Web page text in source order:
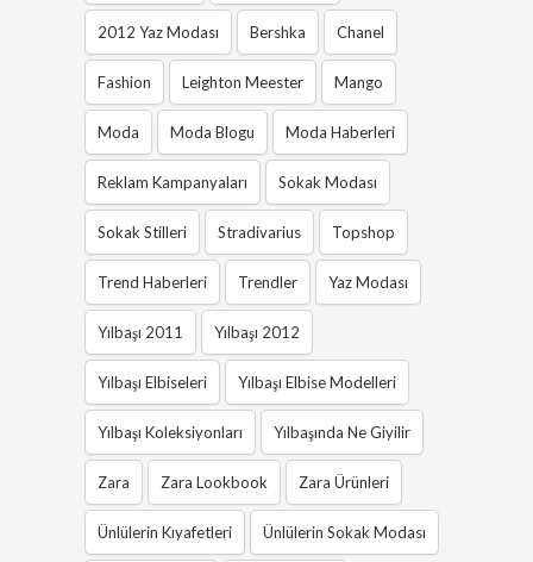
2012 Yaz Modası Bershka Chanel
Fashion Leighton Meester Mango
Moda Moda Blogu Moda Haberleri
Reklam Kampanyaları Sokak Modası
Sokak Stilleri Stradivarius Topshop
Trend Haberleri Trendler Yaz Modası
Yılbaşı 2011 Yılbaşı 2012
Yılbaşı Elbiseleri Yılbaşı Elbise Modelleri
Yılbaşı Koleksiyonları Yılbaşında Ne Giyilir
Zara Zara Lookbook Zara Ürünleri
Ünlülerin Kıyafetleri Ünlülerin Sokak Modası